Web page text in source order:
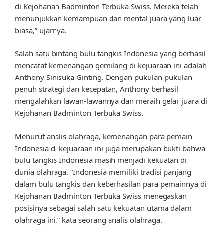
di Kejohanan Badminton Terbuka Swiss. Mereka telah
menunjukkan kemampuan dan mental juara yang luar
biasa,” ujarnya.
Salah satu bintang bulu tangkis Indonesia yang berhasil
mencatat kemenangan gemilang di kejuaraan ini adalah
Anthony Sinisuka Ginting. Dengan pukulan-pukulan
penuh strategi dan kecepatan, Anthony berhasil
mengalahkan lawan-lawannya dan meraih gelar juara di
Kejohanan Badminton Terbuka Swiss.
Menurut analis olahraga, kemenangan para pemain
Indonesia di kejuaraan ini juga merupakan bukti bahwa
bulu tangkis Indonesia masih menjadi kekuatan di
dunia olahraga. “Indonesia memiliki tradisi panjang
dalam bulu tangkis dan keberhasilan para pemainnya di
Kejohanan Badminton Terbuka Swiss menegaskan
posisinya sebagai salah satu kekuatan utama dalam
olahraga ini,” kata seorang analis olahraga.